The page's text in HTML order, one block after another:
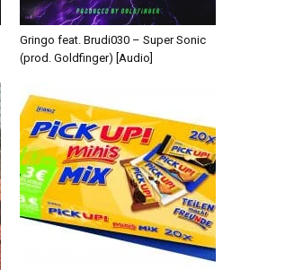
Gringo feat. Brudi030 – Super Sonic
(prod. Goldfinger) [Audio]